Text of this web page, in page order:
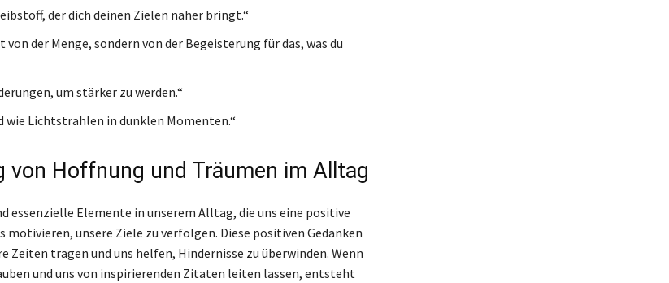
der dich deinen Zielen näher bringt.“
von der Menge, sondern von der Begeisterung für das, was du
um stärker zu werden.“
wie Lichtstrahlen in dunklen Momenten.“
von Hoffnung und Träumen im Alltag
essenzielle Elemente in unserem Alltag, die uns eine positive
motivieren, unsere Ziele zu verfolgen. Diese positiven Gedanken
Zeiten tragen und uns helfen, Hindernisse zu überwinden. Wenn
und uns von inspirierenden Zitaten leiten lassen, entsteht